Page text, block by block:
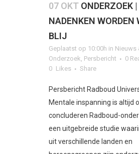
07 OKT ONDERZOEK
NADENKEN WORDEN
BLIJ
Geplaatst op 10:00h in Nieuws
Onderzoek, Persbericht
0
0 Likes Share
Persbericht Radboud
Mentale inspanning is altijd
concluderen Radboud-
een uitgebreide studie
uit verschillende landen en